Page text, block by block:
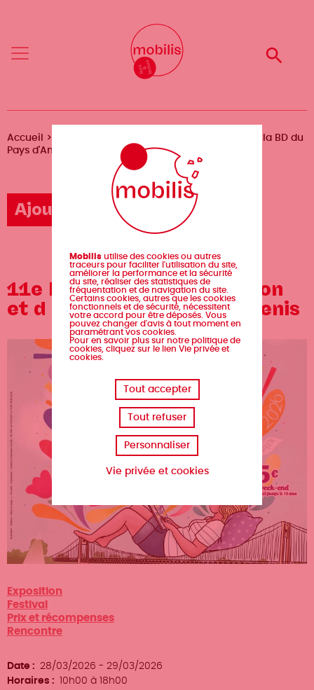
Menu
principal
Menu
Fil
Accueil
11e Festival de l'illustration et d ela BD du
Pays d'Ancenis
Ajouter un événement
11e Festival de l'illustration
et d ela BD du Pays d'Ancenis
Type
d'événement
Exposition
Festival
Prix et récompenses
Rencontre
Date 28/03/2026 - 29/03/2026
Horaires
10h00 à 18h00
Mobilis utilise des cookies ou autres
traceurs pour faciliter l'utilisation du site,
améliorer la performance et la sécurité
du site, réaliser des statistiques de
fréquentation et de navigation du site.
Certains cookies, autres que les cookies
fonctionnels et de sécurité, nécessitent
votre accord pour être déposés. Vous
pouvez changer d'avis à tout moment en
paramétrant vos cookies.
Pour en savoir plus sur notre politique de
cookies, cliquez sur le lien Vie privée et
cookies.
Tout accepter
Tout refuser
Personnaliser
Vie privée et cookies